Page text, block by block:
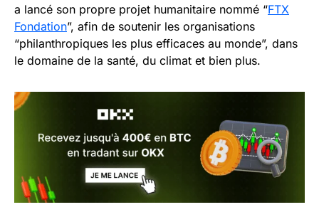
a lancé son propre projet humanitaire nommé “FTX
Fondation”, afin de soutenir les organisations
“philanthropiques les plus efficaces au monde”, dans
le domaine de la santé, du climat et bien plus.